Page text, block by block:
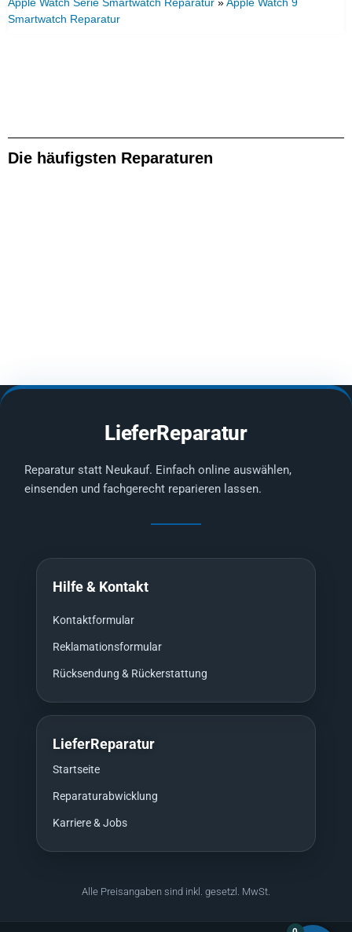
Smartwatch Reparatur
Die häufigsten Reparaturen
LieferReparatur
Reparatur statt Neukauf. Einfach online auswählen,
einsenden und fachgerecht reparieren lassen.
Hilfe & Kontakt
Kontaktformular
Reklamationsformular
Rücksendung & Rückerstattung
LieferReparatur
Startseite
Reparaturabwicklung
Karriere & Jobs
Alle Preisangaben sind inkl. gesetzl. MwSt.